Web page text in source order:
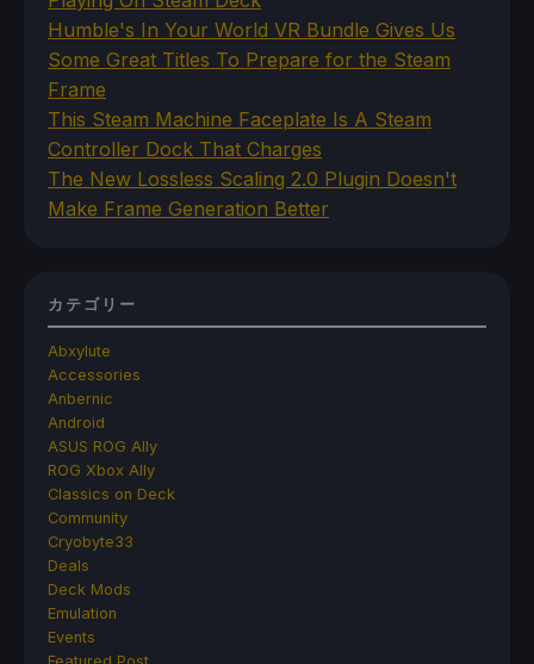
Humble's In Your World VR Bundle Gives Us
Some Great Titles To Prepare for the Steam
Frame
This Steam Machine Faceplate Is A Steam
Controller Dock That Charges
The New Lossless Scaling 2.0 Plugin Doesn't
Make Frame Generation Better
カテゴリー
Abxylute
Accessories
Anbernic
Android
ASUS ROG Ally
ROG Xbox Ally
Classics on Deck
Community
Cryobyte33
Deals
Deck Mods
Emulation
Events